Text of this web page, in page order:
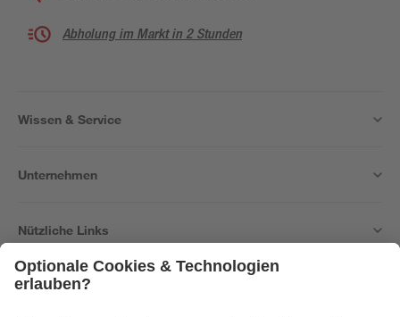
Abholung im Markt in 2 Stunden
Wissen & Service
Unternehmen
Nützliche Links